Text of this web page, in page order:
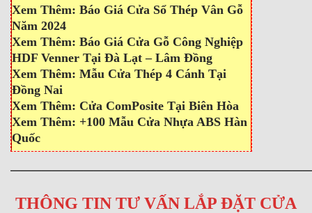
Xem Thêm: Báo Giá Cửa Sổ Thép Vân Gỗ
Năm 2024
Xem Thêm: Báo Giá Cửa Gỗ Công Nghiệp
HDF Venner Tại Đà Lạt – Lâm Đồng
Xem Thêm: Mẫu Cửa Thép 4 Cánh Tại
Đồng Nai
Xem Thêm: Cửa ComPosite Tại Biên Hòa
Xem Thêm: +100 Mẫu Cửa Nhựa ABS Hàn
Quốc
THÔNG TIN TƯ VẤN LẮP ĐẶT CỬA